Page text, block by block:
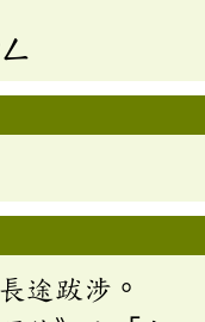
途跋涉。